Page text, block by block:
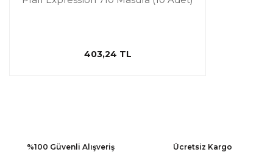
403,24 TL
%100 Güvenli Alışveriş Ücretsiz Kargo